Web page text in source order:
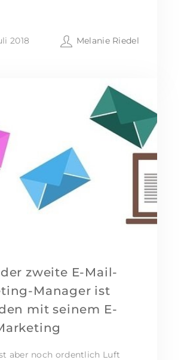
2018 Melanie Riedel
zweite E-Mail-
Manager ist
mit seinem E-
aber noch ordentlich Luft